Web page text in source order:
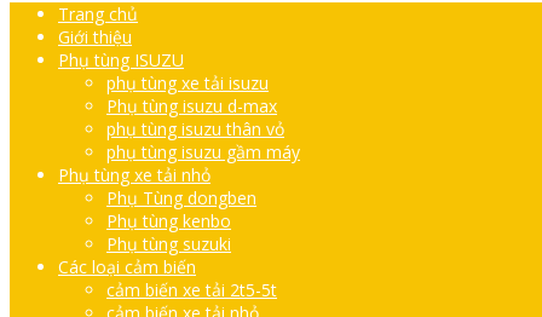
Trang chủ
Giới thiệu
Phụ tùng ISUZU
phụ tùng xe tải isuzu
Phụ tùng isuzu d-max
phụ tùng isuzu thân vỏ
phụ tùng isuzu gầm máy
Phụ tùng xe tải nhỏ
Phụ Tùng dongben
Phụ tùng kenbo
Phụ tùng suzuki
Các loại cảm biến
cảm biến xe tải 2t5-5t